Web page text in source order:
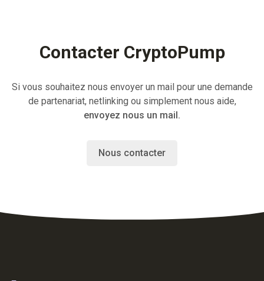
Contacter CryptoPump
Si vous souhaitez nous envoyer un mail pour une demande
de partenariat, netlinking ou simplement nous aide,
envoyez nous un mail.
Nous contacter